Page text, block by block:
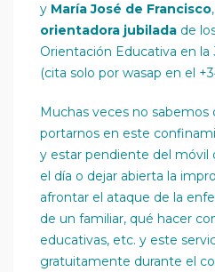
y María José de Francisco,
orientadora jubilada de
Orientación Educativa en la
(cita solo por wasap en el
Muchas veces no sabemos
portarnos en este
y estar pendiente del móvil
el día o dejar abierta la
afrontar el ataque de la
de un familiar, qué hacer
educativas, etc. y este
gratuitamente durante el